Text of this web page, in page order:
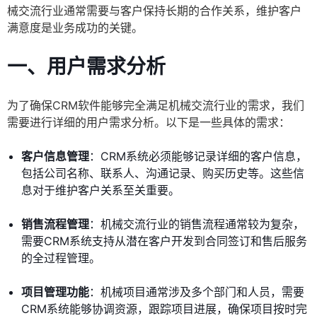
械交流行业通常需要与客户保持长期的合作关系，维护客户
满意度是业务成功的关键。
一、用户需求分析
为了确保CRM软件能够完全满足机械交流行业的需求，我们
需要进行详细的用户需求分析。以下是一些具体的需求：
客户信息管理：CRM系统必须能够记录详细的客户信息，
包括公司名称、联系人、沟通记录、购买历史等。这些信
息对于维护客户关系至关重要。
销售流程管理：机械交流行业的销售流程通常较为复杂，
需要CRM系统支持从潜在客户开发到合同签订和售后服务
的全过程管理。
项目管理功能：机械项目通常涉及多个部门和人员，需要
CRM系统能够协调资源，跟踪项目进展，确保项目按时完